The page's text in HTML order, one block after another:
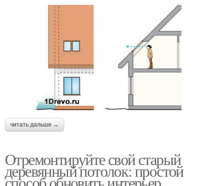
читать дальше →
Отремонтируйте свой старый
деревянный потолок: простой